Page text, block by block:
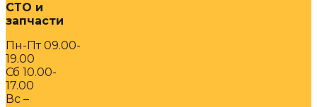
СТО и
запчасти
Пн-Пт 09.00-
19.00
Сб 10.00-
17.00
Вс –